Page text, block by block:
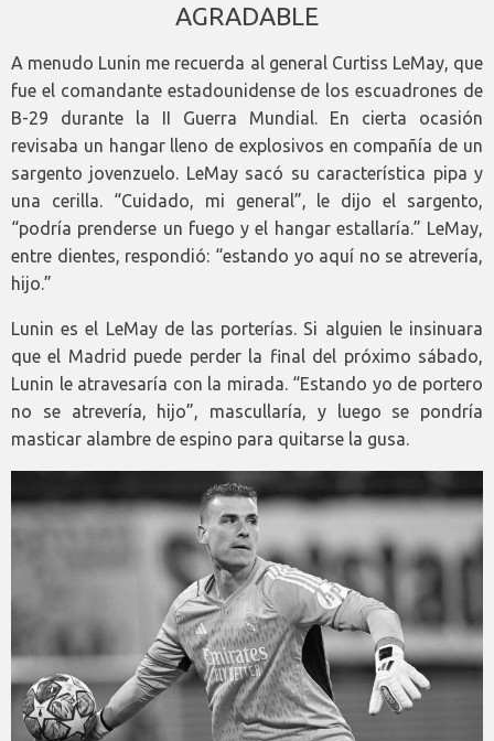
AGRADABLE
A menudo Lunin me recuerda al general Curtiss LeMay, que
fue el comandante estadounidense de los escuadrones de
B-29 durante la II Guerra Mundial. En cierta ocasión
revisaba un hangar lleno de explosivos en compañía de un
sargento jovenzuelo. LeMay sacó su característica pipa y
una cerilla. “Cuidado, mi general”, le dijo el sargento,
“podría prenderse un fuego y el hangar estallaría.” LeMay,
entre dientes, respondió: “estando yo aquí no se atrevería,
hijo.”
Lunin es el LeMay de las porterías. Si alguien le insinuara
que el Madrid puede perder la final del próximo sábado,
Lunin le atravesaría con la mirada. “Estando yo de portero
no se atrevería, hijo”, mascullaría, y luego se pondría
masticar alambre de espino para quitarse la gusa.